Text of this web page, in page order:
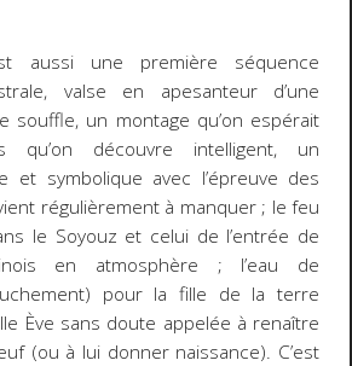
aussi une première séquence
valse en apesanteur d’une
souffle, un montage qu’on espérait
qu’on découvre intelligent, un
et symbolique avec l’épreuve des
régulièrement à manquer ; le feu
le Soyouz et celui de l’entrée de
en atmosphère ; l’eau de
pour la fille de la terre
Ève sans doute appelée à renaître
(ou à lui donner naissance). C’est